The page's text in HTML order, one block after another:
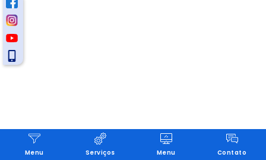
Menu Serviços Menu Contato